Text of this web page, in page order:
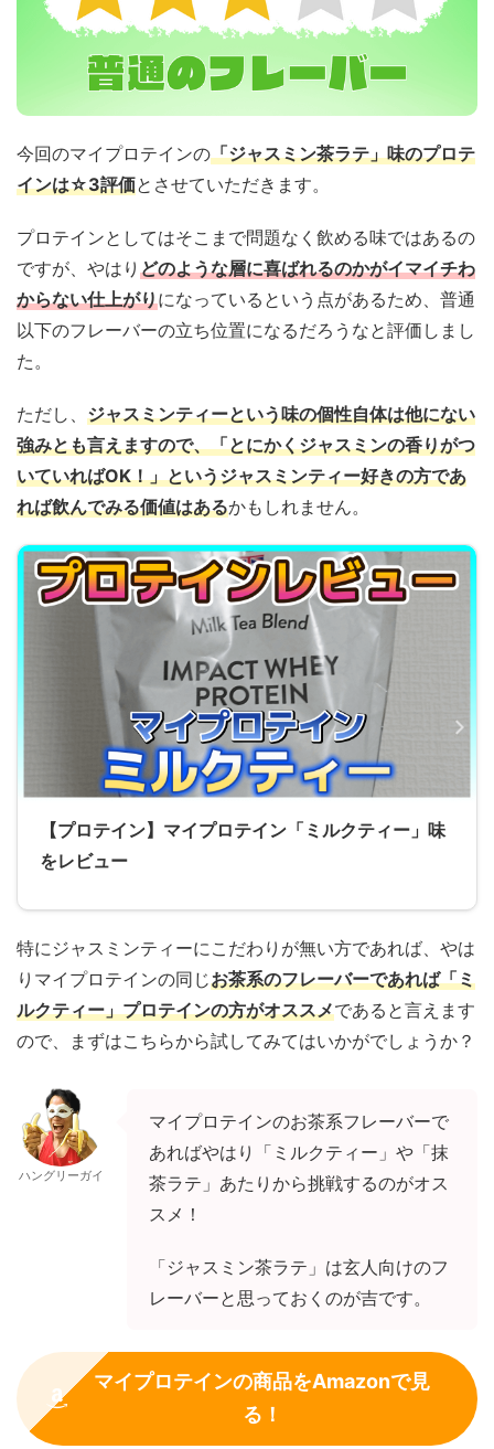
今回のマイプロテインの「ジャスミン茶ラテ」味のプロテ
インは☆3評価とさせていただきます。
プロテインとしてはそこまで問題なく飲める味ではあるの
ですが、やはり どのような層に喜ばれるのかがイマイチわ
からない仕上がりになっているという点があるため、普通
以下のフレーバーの立ち位置になるだろうなと評価しまし
た。
ただし、 ジャスミンティーという味の個性自体は他にない
強みとも言えますので、「とにかくジャスミンの香りがつ
いていればOK！」というジャスミンティー好きの方であ
れば飲んでみる価値はあるかもしれません。
【プロテイン】マイプロテイン「ミルクティー」味
をレビュー
特にジャスミンティーにこだわりが無い方であれば、やは
りマイプロテインの同じお茶系のフレーバーであれば「ミ
ルクティー」プロテインの方がオススメであると言えます
ので、まずはこちらから試してみてはいかがでしょうか？
ハングリーガイ
マイプロテインのお茶系フレーバーで
あればやはり「ミルクティー」や「抹
茶ラテ」あたりから挑戦するのがオス
スメ！
「ジャスミン茶ラテ」は玄人向けのフ
レーバーと思っておくのが吉です。
マイプロテインの商品をAmazonで見
る！